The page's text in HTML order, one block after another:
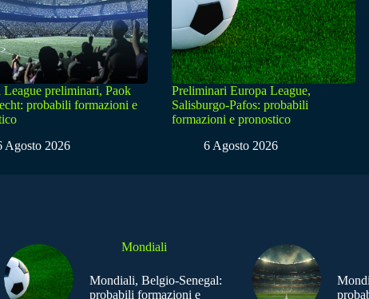
League preliminari, Paok
probabili formazioni e
Agosto 2026
Preliminari Europa League,
Salisburgo-Pafos: probabili
formazioni e pronostico
6 Agosto 2026
Mondiali
Mondiali, Belgio-Senegal:
probabili formazioni e